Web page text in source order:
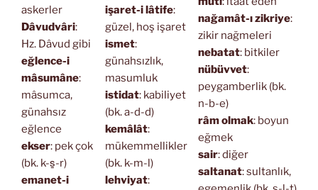
askerler
Dâvudvâri:
Hz. Dâvud gibi
eğlence-i
mâsumâne:
mâsumca,
günahsız
eğlence
ekser: pek çok
(bk. k-s̱-r)
emanet-i
işaret-i lâtife:
güzel, hoş işaret
ismet:
günahsızlık,
masumluk
istidat: kabiliyet
(bk. a-d-d)
kemâlât:
mükemmellikler
(bk. k-m-l)
lehviyat:
nağamât-ı zikriye:
zikir nağmeleri
nebatat: bitkiler
nübüvvet:
peygamberlik (bk.
n-b-e)
râm olmak: boyun
eğmek
sair: diğer
saltanat: sultanlık,